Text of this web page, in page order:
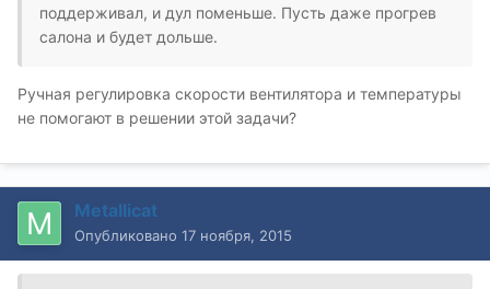
поддерживал, и дул поменьше. Пусть даже прогрев
салона и будет дольше.
Ручная регулировка скорости вентилятора и температуры
не помогают в решении этой задачи?
Metallicat
Опубликовано 17 ноября, 2015